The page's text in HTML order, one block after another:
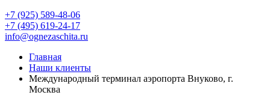
+7 (925) 589-48-06
+7 (495) 619-24-17
info@ognezaschita.ru
Главная
Наши клиенты
Международный терминал аэропорта Внуково, г.
Москва